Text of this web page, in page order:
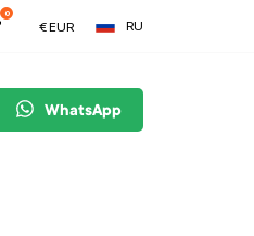
0
€EUR RU
WhatsApp